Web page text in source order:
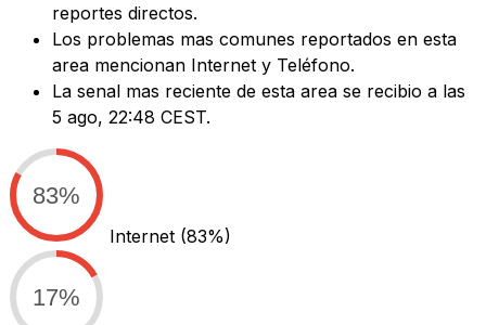
reportes directos.
Los problemas mas comunes reportados en esta
area mencionan Internet y Teléfono.
La senal mas reciente de esta area se recibio a las
5 ago, 22:48 CEST.
83%
Internet (83%)
17%